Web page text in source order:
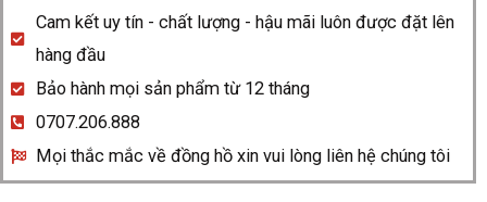
Cam kết uy tín - chất lượng - hậu mãi luôn được đặt lên
hàng đầu
Bảo hành mọi sản phẩm từ 12 tháng
0707.206.888
Mọi thắc mắc về đồng hồ xin vui lòng liên hệ chúng tôi